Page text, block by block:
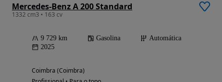
Mercedes-Benz A 200 Standard
1332 cm3 • 163 cv
9 729 km Gasolina
Automática
2025
Coimbra (Coimbra)